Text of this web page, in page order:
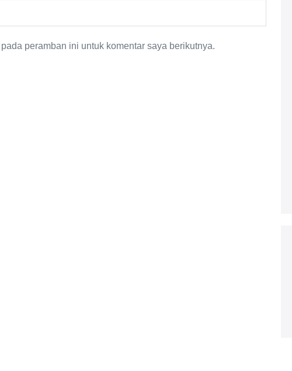
peramban ini untuk komentar saya berikutnya.